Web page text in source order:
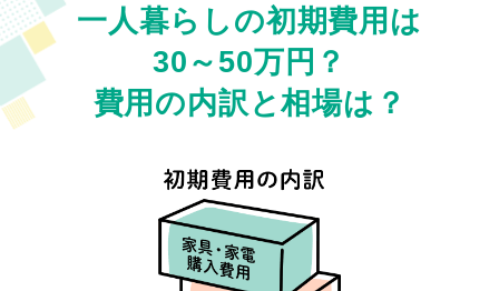
一人暮らしの初期費用は
30～50万円？
費用の内訳と相場は？